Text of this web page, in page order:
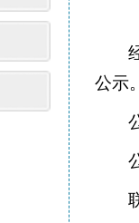
公示